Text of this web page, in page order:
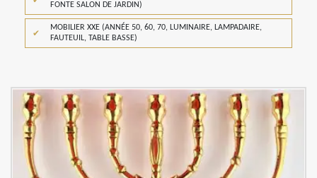
FONTE SALON DE JARDIN)
MOBILIER XXE (ANNÉE 50, 60, 70, LUMINAIRE, LAMPADAIRE,
FAUTEUIL, TABLE BASSE)